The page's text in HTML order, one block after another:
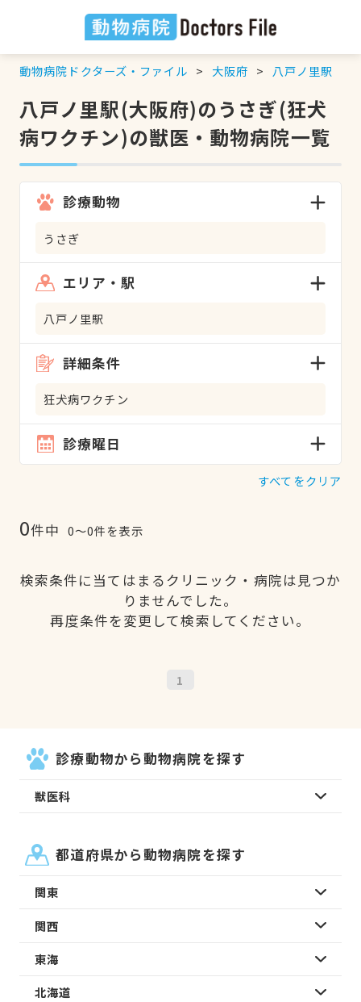
動物病院ドクターズ・ファイル 大阪府 八戸ノ里駅
八戸ノ里駅(大阪府)のうさぎ(狂犬
病ワクチン)の獣医・動物病院一覧
診療動物
うさぎ
エリア・駅
八戸ノ里駅
詳細条件
狂犬病ワクチン
診療曜日
すべてをクリア
0件中 0〜0件を表示
検索条件に当てはまるクリニック・病院は見つか
りませんでした。
再度条件を変更して検索してください。
1
診療動物から動物病院を探す
獣医科
都道府県から動物病院を探す
関東
関西
東海
北海道